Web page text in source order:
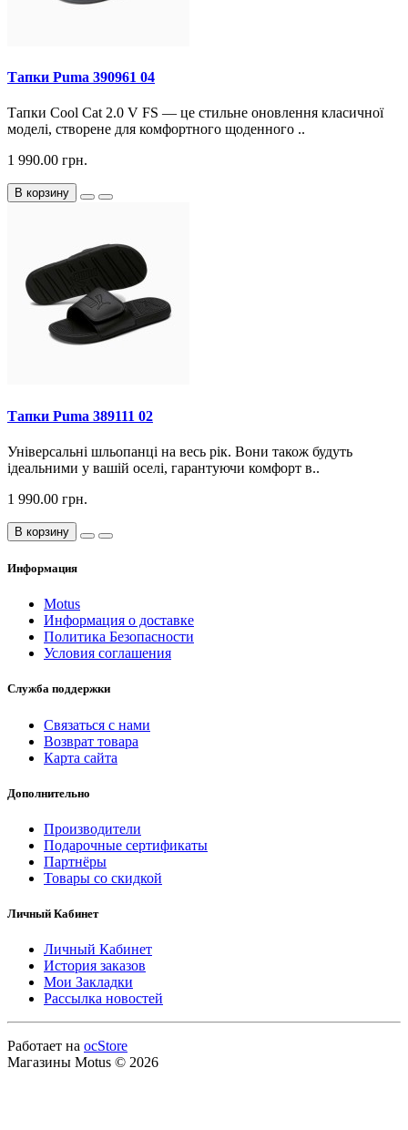
Тапки Puma 390961 04
Тапки Cool Cat 2.0 V FS — це стильне оновлення класичної
моделі, створене для комфортного щоденного ..
1 990.00 грн.
В корзину
Тапки Puma 389111 02
Універсальні шльопанці на весь рік. Вони також будуть
ідеальними у вашій оселі, гарантуючи комфорт в..
1 990.00 грн.
В корзину
Информация
Motus
Информация о доставке
Политика Безопасности
Условия соглашения
Служба поддержки
Связаться с нами
Возврат товара
Карта сайта
Дополнительно
Производители
Подарочные сертификаты
Партнёры
Товары со скидкой
Личный Кабинет
Личный Кабинет
История заказов
Мои Закладки
Рассылка новостей
Работает на ocStore
Магазины Motus © 2026